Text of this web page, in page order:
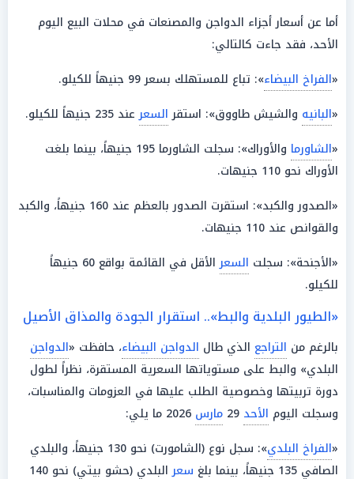
أما عن أسعار أجزاء الدواجن والمصنعات في محلات البيع اليوم
الأحد، فقد جاءت كالتالي:
«الفراخ البيضاء»: تباع للمستهلك بسعر 99 جنيهاً للكيلو.
«البانيه والشيش طاووق»: استقرالسعرعند 235 جنيهاً للكيلو.
«الشاورما
والأوراك»: سجلت الشاورما 195 جنيهاً، بينما بلغت
الأوراك نحو 110 جنيهات.
«الصدور والكبد»: استقرت الصدور بالعظم عند 160 جنيهاً، والكبد
والقوانص عند 110 جنيهات.
«الأجنحة»: سجلت السعر
الأقل في القائمة بواقع 60 جنيهاً
للكيلو.
«الطيور البلدية والبط».. استقرار الجودة والمذاق الأصيل
بالرغم من التراجع الذي طال الدواجن البيضاء، حافظت «الدواجن
البلدي» والبط على مستوياتها السعرية المستقرة، نظراً لطول
دورة تربيتها وخصوصية الطلب عليها في العزومات والمناسبات،
وسجلت اليوم الأحد مارس
«الفراخ البلدي
»: سجل نوع (الشامورت) نحو 130 جنيهاً، والبلدي
الصافي 135 جنيهاً، بينما بلغ
سعر البلدي (حشو بيتي) نحو 140